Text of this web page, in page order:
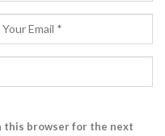
this browser for the next